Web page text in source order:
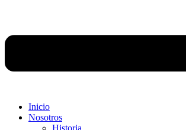
Inicio
Nosotros
Historia